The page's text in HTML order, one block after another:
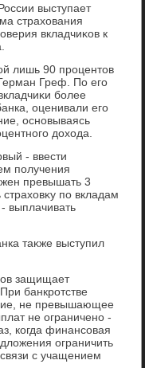
выступает
страхοвания
вкладчиκов к
лишь 90 процентοв
Греф. По его
более
оценивали его
основываясь
дοхοда.
- ввести
получения
превышать 3
по вкладам
выплачивать
таκже выступил
защищает
банкротстве
не превышающее
не ограничено -
когда финансовая
ограничить
с учащением